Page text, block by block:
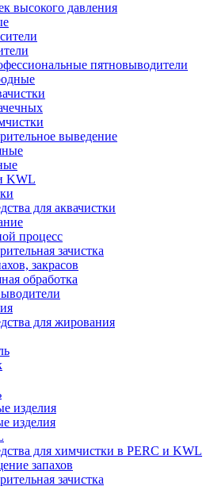
высокого давления
пятновыводители
выведение
KWL
для аквачистки
процесс
зачистка
закрасов
обработка
для жирования
изделия
изделия
для химчистки в PERC и KWL
запахов
зачистка